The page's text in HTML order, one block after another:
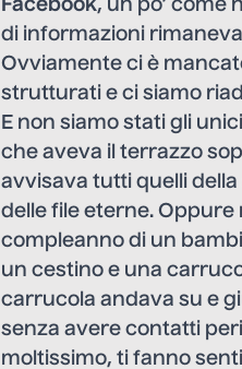
Facebook, un po’ come
di informazioni
Ovviamente ci è
strutturati e ci siamo
E non siamo stati gli
che aveva il terrazzo
avvisava tutti quelli
delle file eterne. Oppure
compleanno di un
un cestino e una
carrucola andava su e
senza avere contatti
moltissimo, ti fanno